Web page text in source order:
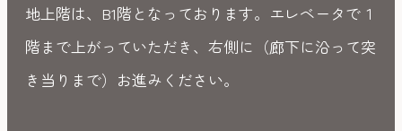
地上階は、B1階となっております。エレベータで１
階まで上がっていただき、右側に（廊下に沿って突
き当りまで）お進みください。